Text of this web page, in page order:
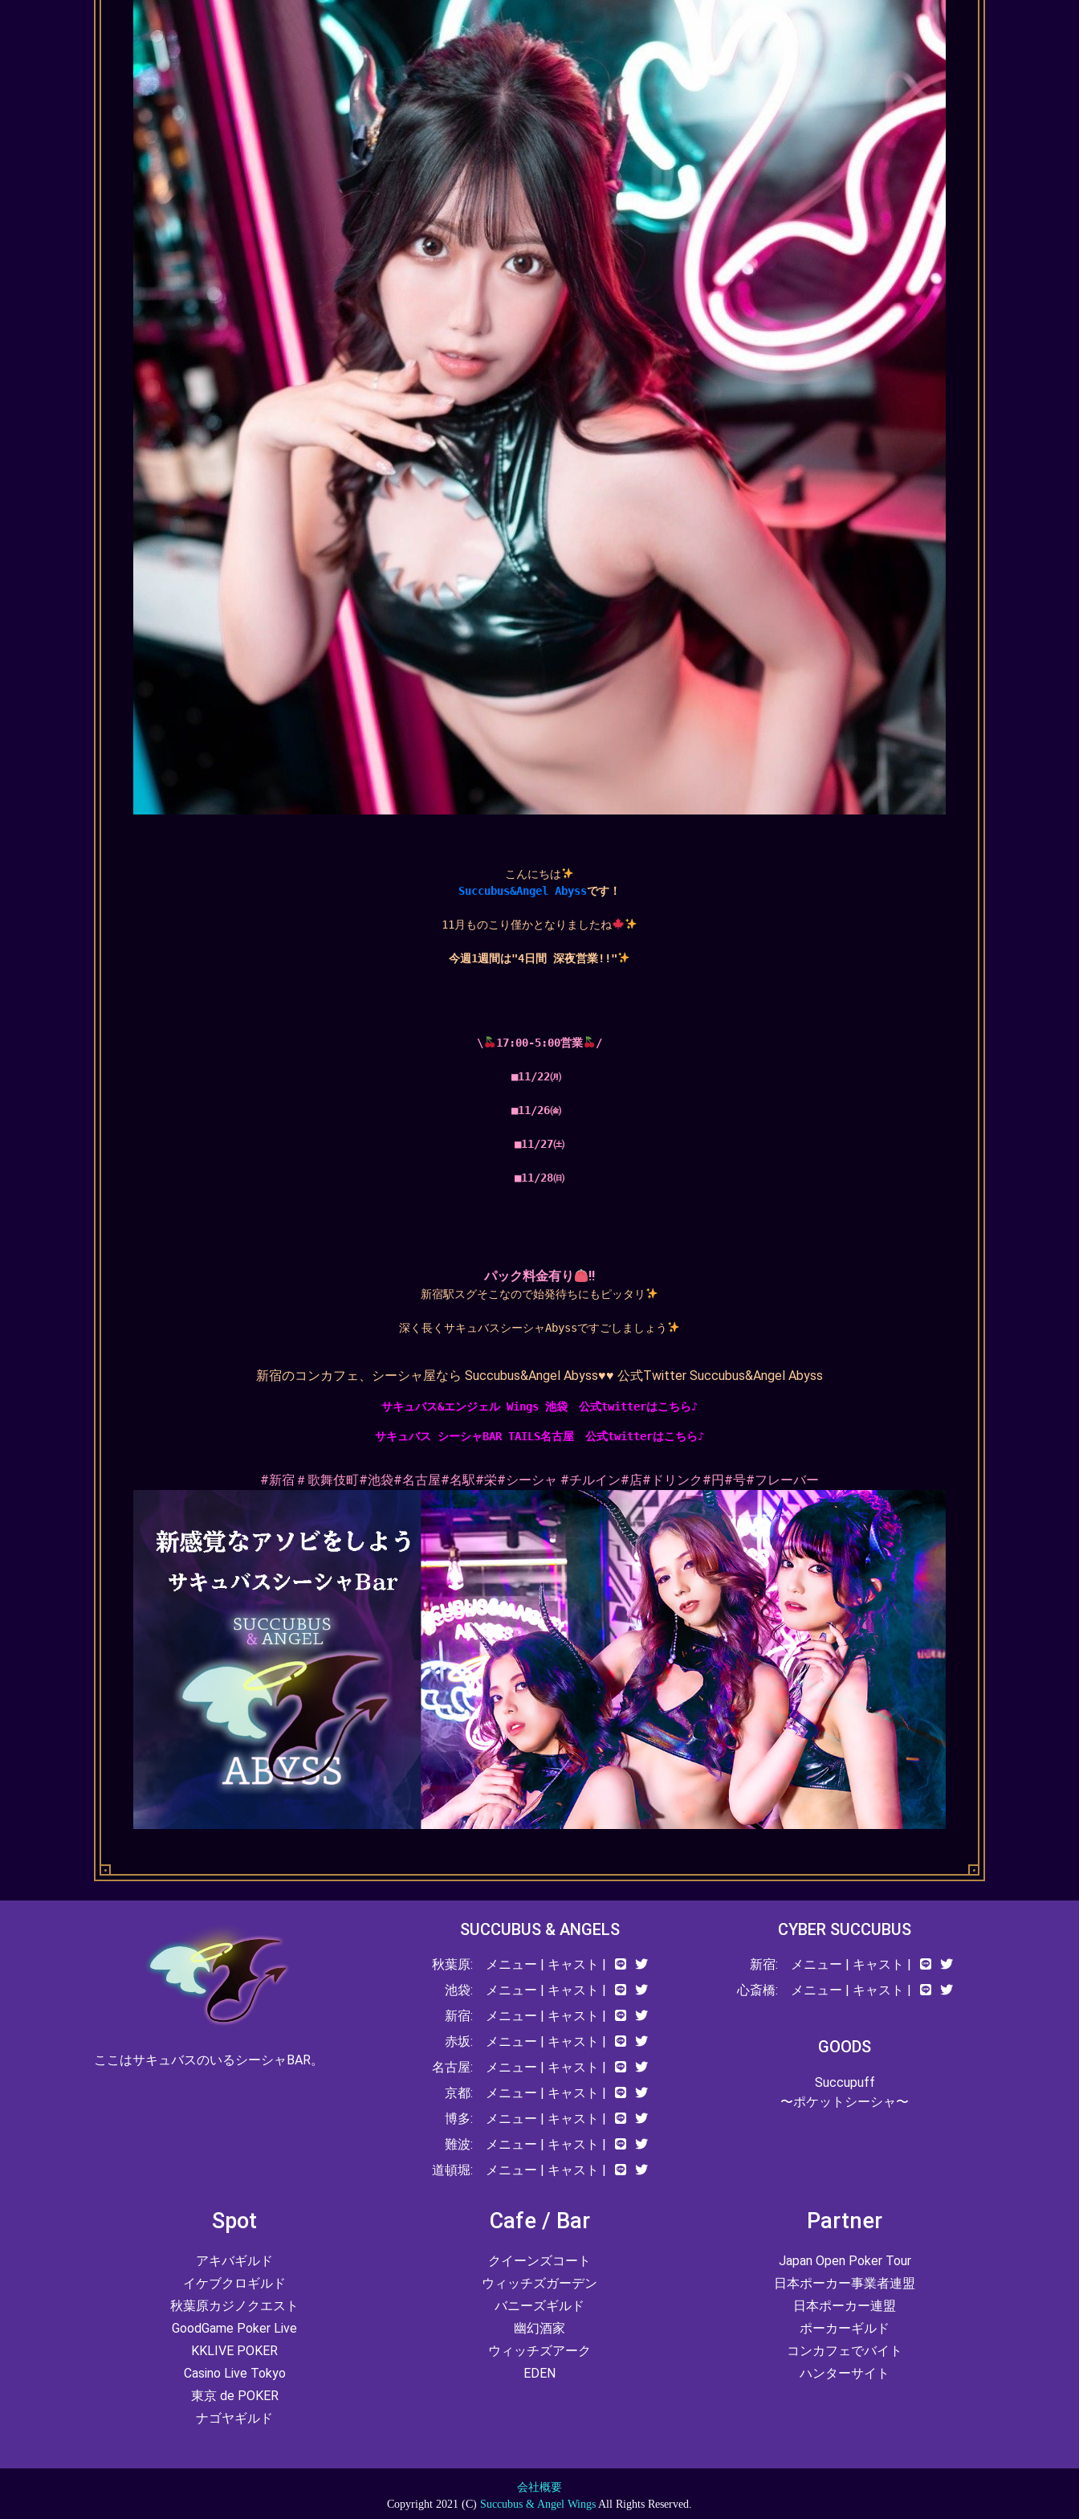
こんにちは
Succubus&Angel Abyssです！
11月ものこり僅かとなりましたね
今週1週間は"4日間 深夜営業!!"
\ 17:00-5:00営業 /
■11/22㈪
■11/26㈮
■11/27㈯
■11/28㈰
パック料金有り !!
新宿駅スグそこなので始発待ちにもピッタリ
深く長くサキュバスシーシャAbyssですごしましょう
新宿のコンカフェ、シーシャ屋なら Succubus&Angel Abyss♥️♥️ 公式Twitter Succubus&Angel Abyss
サキュバス&エンジェル Wings 池袋　公式twitterはこちら♪
サキュバス シーシャBAR TAILS名古屋　公式twitterはこちら♪
#新宿＃歌舞伎町#池袋#名古屋#名駅#栄#シーシャ #チルイン#店#ドリンク#円#号#フレーバー
ここはサキュバスのいるシーシャBAR。
SUCCUBUS & ANGELS
秋葉原:
池袋:
新宿:
赤坂:
名古屋:
京都:
博多:
難波:
道頓堀:
メニュー キャスト
メニュー
キャスト
メニュー
キャスト
メニュー
キャスト
メニュー
キャスト
メニュー
キャスト
メニュー
キャスト
メニュー
キャスト
メニュー
キャスト
CYBER SUCCUBUS
新宿:
心斎橋:
メニュー キャスト
メニュー
キャスト
GOODS
Succupuff
〜ポケットシーシャ〜
Spot
アキバギルド
イケブクロギルド
秋葉原カジノクエスト
GoodGame Poker Live
KKLIVE POKER
Casino Live Tokyo
東京 de POKER
ナゴヤギルド
Cafe / Bar
クイーンズコート
ウィッチズガーデン
バニーズギルド
幽幻酒家
ウィッチズアーク
EDEN
Partner
Japan Open Poker Tour
日本ポーカー事業者連盟
日本ポーカー連盟
ポーカーギルド
コンカフェでバイト
ハンターサイト
会社概要
Copyright 2021 (C) Succubus & Angel Wings All Rights Reserved.